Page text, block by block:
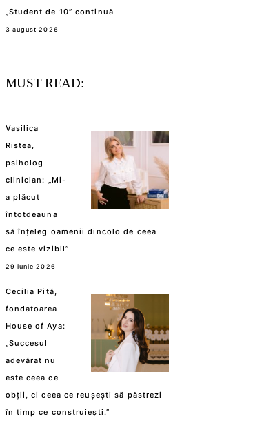
„Student de 10” continuă
3 august 2026
MUST READ:
Vasilica
Ristea,
psiholog
clinician: „Mi-
a plăcut
întotdeauna
să înțeleg oamenii dincolo de ceea
ce este vizibil”
29 iunie 2026
Cecilia Pită,
fondatoarea
House of Aya:
„Succesul
adevărat nu
este ceea ce
obții, ci ceea ce reușești să păstrezi
în timp ce construiești.”